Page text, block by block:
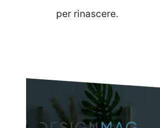
per rinascere.